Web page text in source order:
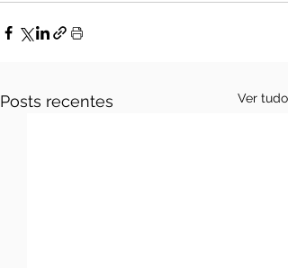
Posts recentes Ver tudo